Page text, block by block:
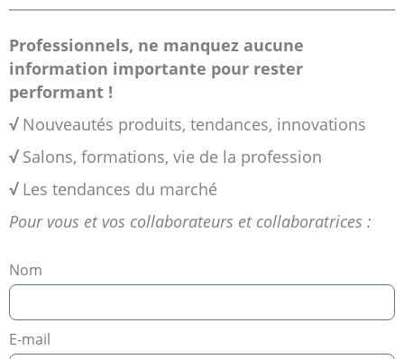
Professionnels, ne manquez aucune
information importante pour rester
performant !
√Nouveautés produits, tendances, innovations
√Salons, formations, vie de la profession
√Les tendances du marché
Pour vous et vos collaborateurs et collaboratrices :
Nom
E-mail